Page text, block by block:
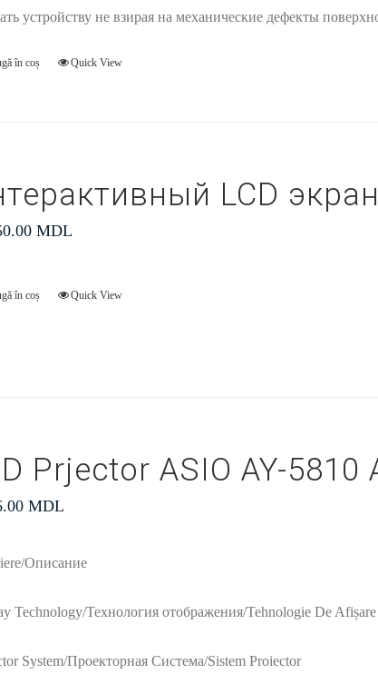
устройству не взирая на механические дефекты
în coș Quick View
LCD
MDL
în coș Quick View
Prjector ASIO AY-5810
MDL
Описание
Technology/Технология отображения/Tehnologie De Afișare
System/Проекторная Система/Sistem Proiector